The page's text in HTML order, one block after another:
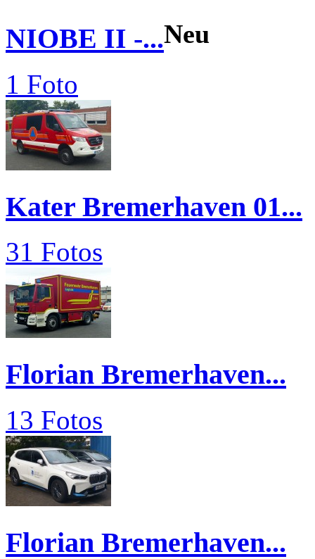
NIOBE II -...Neu
1 Foto
Kater Bremerhaven 01...
31 Fotos
Florian Bremerhaven...
13 Fotos
Florian Bremerhaven...